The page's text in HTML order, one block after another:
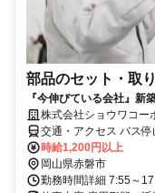
部品のセット・取
『今伸びている会社』新
株式会社ショウワコー
交通・アクセス バス
時給1,200円以上
岡山県赤磐市
勤務時間詳細 7:55～